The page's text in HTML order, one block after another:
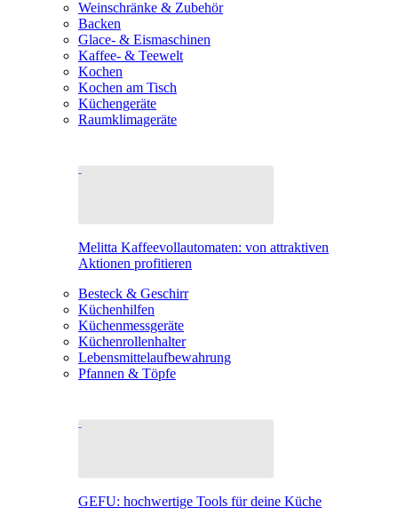
Weinschränke & Zubehör
Backen
Glace- & Eismaschinen
Kaffee- & Teewelt
Kochen
Kochen am Tisch
Küchengeräte
Raumklimageräte
Melitta Kaffeevollautomaten: von attraktiven
Aktionen profitieren
Besteck & Geschirr
Küchenhilfen
Küchenmessgeräte
Küchenrollenhalter
Lebensmittelaufbewahrung
Pfannen & Töpfe
GEFU: hochwertige Tools für deine Küche